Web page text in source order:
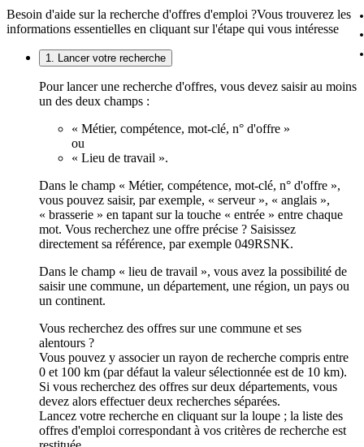
Besoin d'aide sur la recherche d'offres d'emploi ?Vous trouverez les
informations essentielles en cliquant sur l'étape qui vous intéresse
1. Lancer votre recherche
Pour lancer une recherche d'offres, vous devez saisir au moins
un des deux champs :
« Métier, compétence, mot-clé, n° d'offre »
ou
« Lieu de travail ».
Dans le champ « Métier, compétence, mot-clé, n° d'offre »,
vous pouvez saisir, par exemple, « serveur », « anglais »,
« brasserie » en tapant sur la touche « entrée » entre chaque
mot. Vous recherchez une offre précise ? Saisissez
directement sa référence, par exemple 049RSNK.
Dans le champ « lieu de travail », vous avez la possibilité de
saisir une commune, un département, une région, un pays ou
un continent.
Vous recherchez des offres sur une commune et ses
alentours ?
Vous pouvez y associer un rayon de recherche compris entre
0 et 100 km (par défaut la valeur sélectionnée est de 10 km).
Si vous recherchez des offres sur deux départements, vous
devez alors effectuer deux recherches séparées.
Lancez votre recherche en cliquant sur la loupe ; la liste des
offres d'emploi correspondant à vos critères de recherche est